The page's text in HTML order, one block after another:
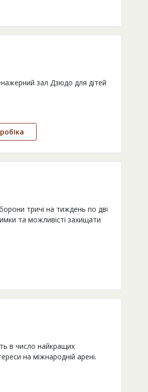
зал Дзюдо для дітей
тричі на тиждень по дві
та можливісті захищати
в число найкращих
на міжнародній арені.